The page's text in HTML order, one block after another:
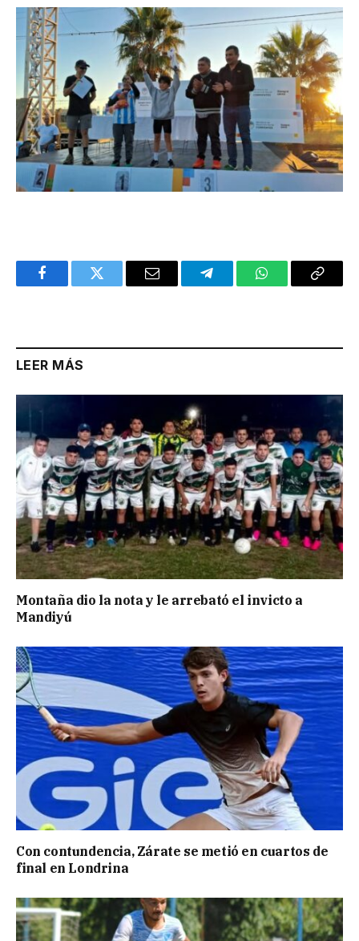
FacebookTwitter Email TelegramWhatsAppCopy
LEER MÁS
Montaña dio la nota y le arrebató el invicto a
Mandiyú
Con contundencia, Zárate se metió en cuartos de
final en Londrina